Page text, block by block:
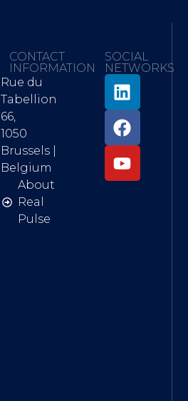
CONTACT
INFORMATION
Rue du
Tabellion
66,
1050
Brussels |
Belgium
About
Real
Pulse
SOCIAL
NETWORKS